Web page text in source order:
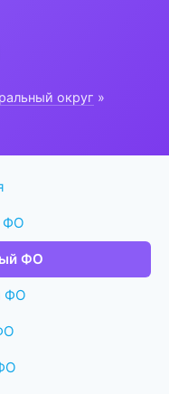
округ »
ФО
ФО
ФО